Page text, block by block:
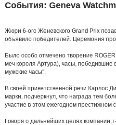
События: Geneva
Жюри 6-ого Женевского Grand Prix
объявило победителей. Церемония
Было особо отмечено творение
меч короля Артура), часы,
мужские часы".
В своей приветственной речи Карлос
марки, подчеркнул, что награда тем
участие в этом ежегодном
Говоря о дальнейших целях компании,